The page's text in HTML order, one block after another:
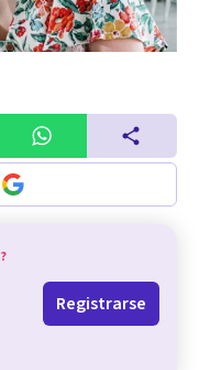
?
Registrarse